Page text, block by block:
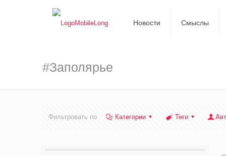
Новости Смыслы
#Заполярье
Фильтровать по Категории Теги